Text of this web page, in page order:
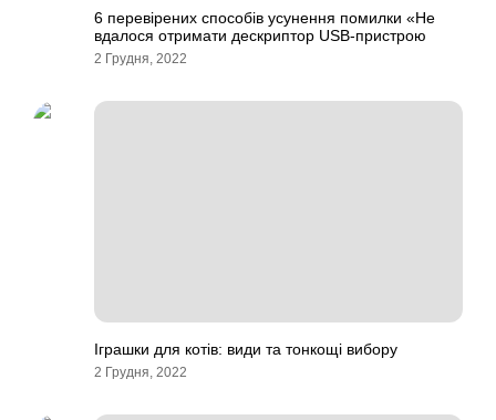
6 перевірених способів усунення помилки «Не
вдалося отримати дескриптор USB-пристрою
2 Грудня, 2022
Іграшки для котів: види та тонкощі вибору
2 Грудня, 2022